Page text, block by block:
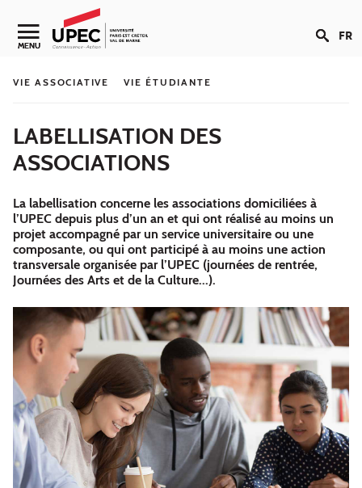
Aller au contenu
Navigation secondaire
MENU FR
VIE ASSOCIATIVE VIE ÉTUDIANTE
LABELLISATION DES
ASSOCIATIONS
La labellisation concerne les associations domiciliées à
l’UPEC depuis plus d’un an et qui ont réalisé au moins un
projet accompagné par un service universitaire ou une
composante, ou qui ont participé à au moins une action
transversale organisée par l’UPEC (journées de rentrée,
Journées des Arts et de la Culture...).